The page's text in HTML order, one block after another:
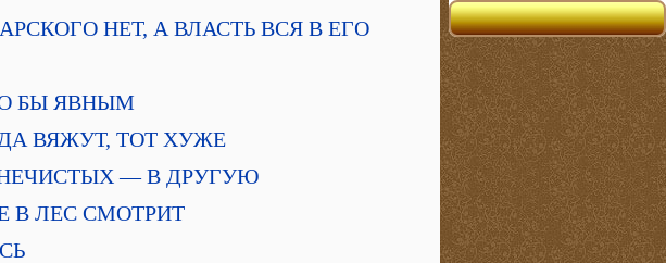
НЕТ, А ВЛАСТЬ ВСЯ В ЕГО
БЫ ЯВНЫМ
ДА ВЯЖУТ, ТОТ ХУЖЕ
НЕЧИСТЫХ — В ДРУГУЮ
В ЛЕС СМОТРИТ